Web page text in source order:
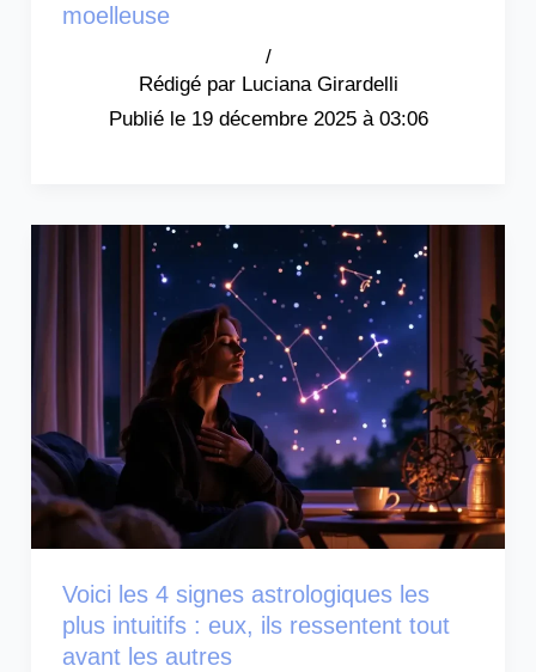
moelleuse
Luciana Girardelli
/
19 décembre 2025 à 03:06
Voici les 4 signes astrologiques les
plus intuitifs : eux, ils ressentent tout
avant les autres